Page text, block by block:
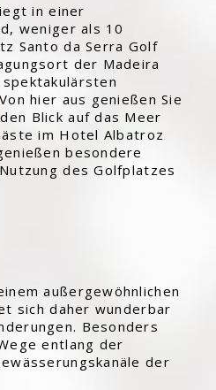
in einer
weniger als 10
Santo da Serra Golf
der Madeira
hier aus genießen Sie
Blick auf das Meer
im Hotel Albatroz
besondere
des Golfplatzes
außergewöhnlichen
sich daher wunderbar
Besonders
entlang der
der